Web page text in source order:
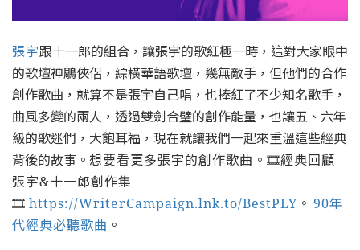
張宇跟十一郎的組合，讓張宇的歌紅極一時，這對大家眼中
的歌壇神鵰俠侶，綜橫華語歌壇，幾無敵手，但他們的合作
創作歌曲，就算不是張宇自己唱，也捧紅了不少知名歌手，
曲風多變的兩人，透過雙劍合璧的創作能量，也讓五、六年
級的歌迷們，大飽耳福，現在就讓我們一起來重溫這些經典
背後的故事。 想要看更多張宇的創作歌曲。 🎞經典回顧
張宇&十一郎創作集
🎞 https://WriterCampaign.lnk.to/BestPLY 。 90年
代經典必聽歌曲 。